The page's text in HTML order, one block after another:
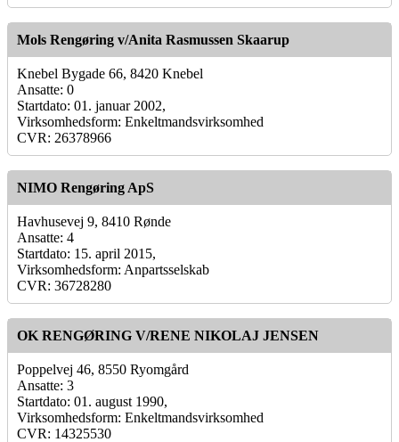
Mols Rengøring v/Anita Rasmussen Skaarup
Knebel Bygade 66, 8420 Knebel
Ansatte: 0
Startdato: 01. januar 2002,
Virksomhedsform: Enkeltmandsvirksomhed
CVR: 26378966
NIMO Rengøring ApS
Havhusevej 9, 8410 Rønde
Ansatte: 4
Startdato: 15. april 2015,
Virksomhedsform: Anpartsselskab
CVR: 36728280
OK RENGØRING V/RENE NIKOLAJ JENSEN
Poppelvej 46, 8550 Ryomgård
Ansatte: 3
Startdato: 01. august 1990,
Virksomhedsform: Enkeltmandsvirksomhed
CVR: 14325530